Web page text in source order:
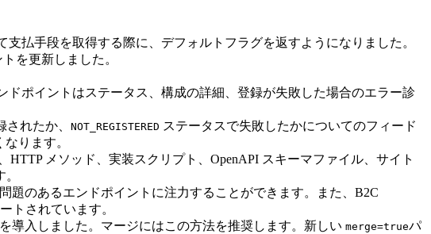
支払手段を取得する際に、デフォルトフラグを返すようになりました。
を更新しました。
ポイントはステータス、構成の詳細、登録が失敗した場合のエラー診
されたか、 NOT_REGISTERED ステータスで失敗したかについてのフィード
ります。
メソッド、実装スクリプト、OpenAPI スキーマファイル、サイト
題のあるエンドポイントに注力することができます。また、B2C
トされています。
を導入しました。マージにはこの方法を推奨します。新しい merge=trueパ